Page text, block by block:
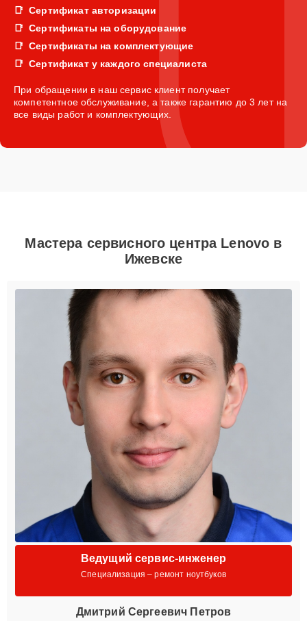
Сертификат авторизации
Сертификаты на оборудование
Сертификаты на комплектующие
Сертификат у каждого специалиста
При обращении в наш сервис клиент получает
компетентное обслуживание, а также гарантию до 3 лет на
все виды работ и комплектующих.
Мастера сервисного центра Lenovo в
Ижевске
Ведущий сервис-инженер
Специализация – ремонт ноутбуков
Дмитрий Сергеевич Петров